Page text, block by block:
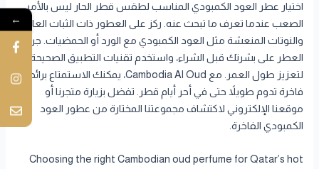
اختيار عطر العود الكمبودي المناسب لطقس قطر الحار ليس بالأمر
الصعب عندما تعرف ما تبحث عنه. ركز على العطور ذات الثبات العالي
والنوتات المنعشة مثل العود الكمبودي مع الورد أو الحمضيات. جرب
العطر على بشرتك قبل الشراء، واستخدم تقنيات التطبيق الصحيحة
لتعزيز طول العمر. مع Cambodia Al Oud، يمكنك الاستمتاع برائحة
فاخرة تدوم طويلاً حتى في أحر أيام قطر. تفضل بزيارة متجرنا أو
موقعنا الإلكتروني لاكتشاف مجموعتنا المختارة من عطور العود
الكمبودي الفاخرة.
Choosing the right Cambodian oud perfume for Qatar’s hot
←